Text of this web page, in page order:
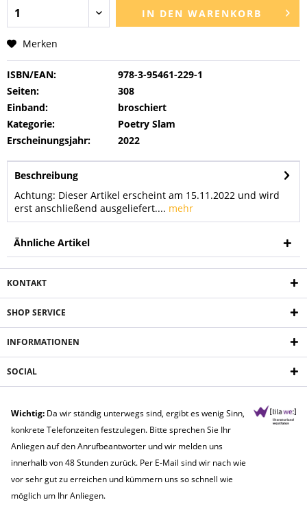
IN DEN WARENKORB
Merken
ISBN/EAN:
978-3-95461-229-1
Seiten:
308
Einband:
broschiert
Kategorie:
Poetry Slam
Erscheinungsjahr:
2022
Beschreibung
Achtung: Dieser Artikel erscheint am 15.11.2022 und wird
erst anschließend ausgeliefert.... mehr
Ähnliche Artikel
KONTAKT
SHOP SERVICE
INFORMATIONEN
SOCIAL
Wichtig: Da wir ständig unterwegs sind, ergibt es wenig Sinn,
konkrete Telefonzeiten festzulegen. Bitte sprechen Sie Ihr
Anliegen auf den Anrufbeantworter und wir melden uns
innerhalb von 48 Stunden zurück. Per E-Mail sind wir nach wie
vor sehr gut zu erreichen und kümmern uns so schnell wie
möglich um Ihr Anliegen.